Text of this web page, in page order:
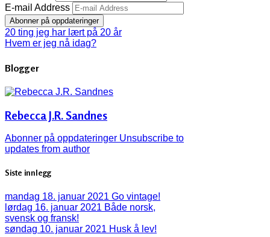
E-mail Address
Abonner på oppdateringer
20 ting jeg har lært på 20 år
Hvem er jeg nå idag?
Blogger
Rebecca J.R. Sandnes
Abonner på oppdateringer Unsubscribe to
updates from author
Siste innlegg
mandag 18. januar 2021 Go vintage!
lørdag 16. januar 2021 Både norsk,
svensk og fransk!
søndag 10. januar 2021 Husk å lev!